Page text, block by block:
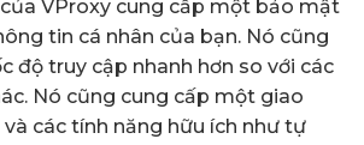
VProxy cung cấp một bảo mật
tin cá nhân của bạn. Nó cũng
độ truy cập nhanh hơn so với các
Nó cũng cung cấp một giao
các tính năng hữu ích như tự